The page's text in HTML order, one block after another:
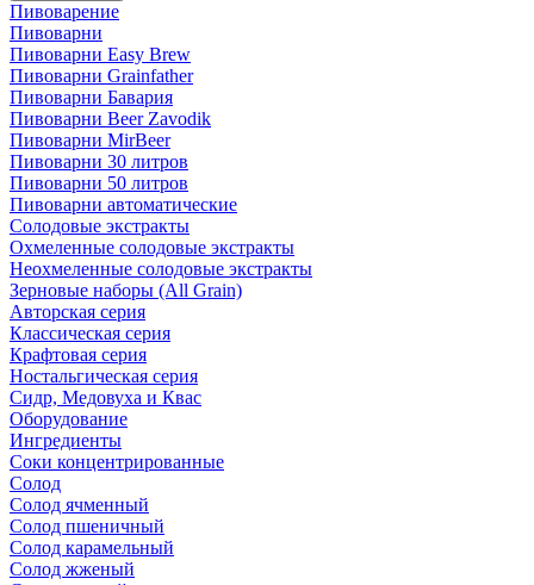
Пивоварение
Пивоварни
Пивоварни Easy Brew
Пивоварни Grainfather
Пивоварни Бавария
Пивоварни Beer Zavodik
Пивоварни MirBeer
Пивоварни 30 литров
Пивоварни 50 литров
Пивоварни автоматические
Солодовые экстракты
Охмеленные солодовые экстракты
Неохмеленные солодовые экстракты
Зерновые наборы (All Grain)
Авторская серия
Классическая серия
Крафтовая серия
Ностальгическая серия
Сидр, Медовуха и Квас
Оборудование
Ингредиенты
Соки концентрированные
Солод
Солод ячменный
Солод пшеничный
Солод карамельный
Солод жженый